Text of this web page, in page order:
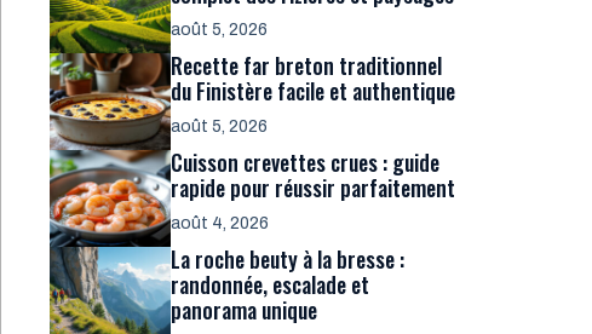
août 5, 2026
Recette far breton traditionnel
du Finistère facile et authentique
août 5, 2026
Cuisson crevettes crues : guide
rapide pour réussir parfaitement
août 4, 2026
La roche beuty à la bresse :
randonnée, escalade et
panorama unique